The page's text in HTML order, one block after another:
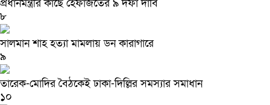
প্রধানমন্ত্রীর কাছে হেফাজতের ৯ দফা দাবি
৮
সালমান শাহ হত্যা মামলায় ডন কারাগারে
৯
তারেক-মোদির বৈঠকেই ঢাকা-দিল্লির সমস্যার সমাধান
১০